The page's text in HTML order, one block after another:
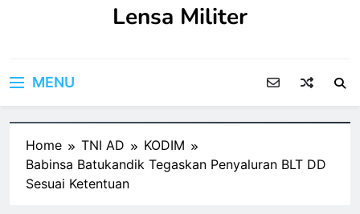
Lensa Militer
MENU
Home TNI AD
KODIM
Babinsa Batukandik Tegaskan Penyaluran BLT DD
Sesuai Ketentuan